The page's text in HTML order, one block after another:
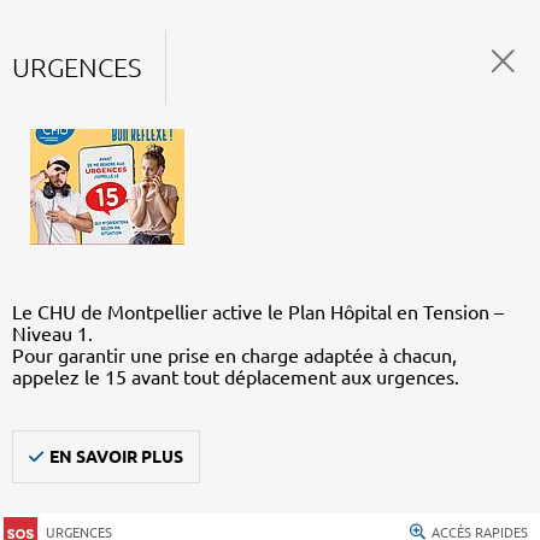
URGENCES
Le CHU de Montpellier active le Plan Hôpital en Tension –
Niveau 1.
Pour garantir une prise en charge adaptée à chacun,
appelez le 15 avant tout déplacement aux urgences.
EN SAVOIR PLUS
URGENCES ACCÈS RAPIDES